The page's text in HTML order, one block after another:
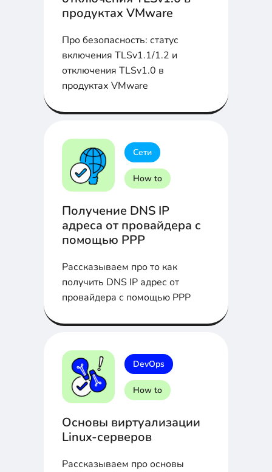
продуктах VMware
Про безопасность: статус
включения TLSv1.1/1.2 и
отключения TLSv1.0 в
продуктах VMware
Сети
How to
Получение DNS IP
адреса от провайдера с
помощью PPP
Рассказываем про то как
получить DNS IP адрес от
провайдера с помощью PPP
DevOps
How to
Основы виртуализации
Linux-серверов
Рассказываем про основы